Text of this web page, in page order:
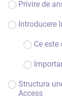
Privire de
Introducere
Ce este
Structura
Access